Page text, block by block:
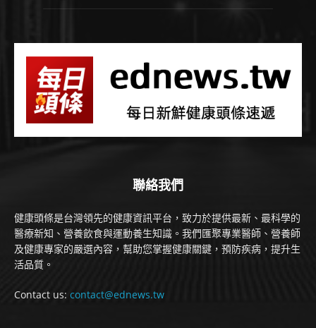
聯絡我們
健康頭條是台灣領先的健康資訊平台，致力於提供最新、最科學的
醫療新知、營養飲食與運動養生知識。我們匯聚專業醫師、營養師
及健康專家的嚴選內容，幫助您掌握健康關鍵，預防疾病，提升生
活品質。
Contact us: contact@ednews.tw